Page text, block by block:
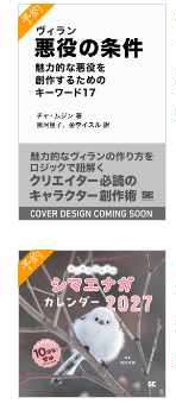
予約
予約